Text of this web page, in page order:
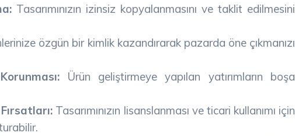
Tasarımınızın izinsiz kopyalanmasını ve taklit edilmesini
özgün bir kimlik kazandırarak pazarda öne çıkmanızı
Ürün geliştirmeye yapılan yatırımların boşa
Tasarımınızın lisanslanması ve ticari kullanımı için